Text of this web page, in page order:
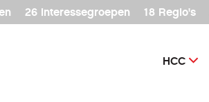
26 interessegroepen 18 Regio's
HCC